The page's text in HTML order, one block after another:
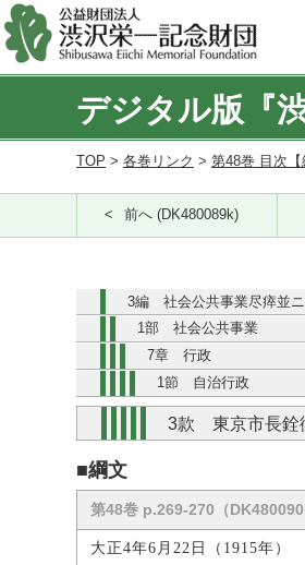
デジタル版『
TOP > 各巻リンク > 第48巻 目次【
前へ (DK480089k)
3編 社会公共事業尽瘁並
1部 社会公共事業
7章 行政
1節 自治行政
3款 東京市長銓
■綱文
第48巻 p.269-270（
大正4年6月22日（1915年）